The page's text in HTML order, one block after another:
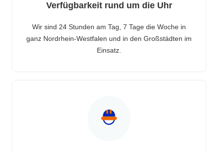
Verfügbarkeit rund um die Uhr
Wir sind 24 Stunden am Tag, 7 Tage die Woche in
ganz Nordrhein-Westfalen und in den Großstädten im
Einsatz.